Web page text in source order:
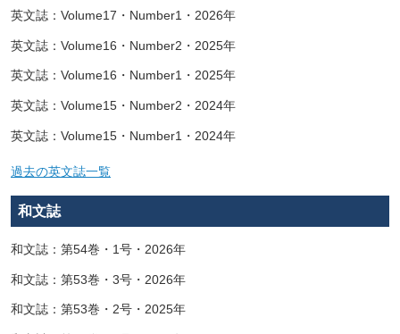
英文誌：Volume17・Number1・2026年
英文誌：Volume16・Number2・2025年
英文誌：Volume16・Number1・2025年
英文誌：Volume15・Number2・2024年
英文誌：Volume15・Number1・2024年
過去の英文誌一覧
和文誌
和文誌：第54巻・1号・2026年
和文誌：第53巻・3号・2026年
和文誌：第53巻・2号・2025年